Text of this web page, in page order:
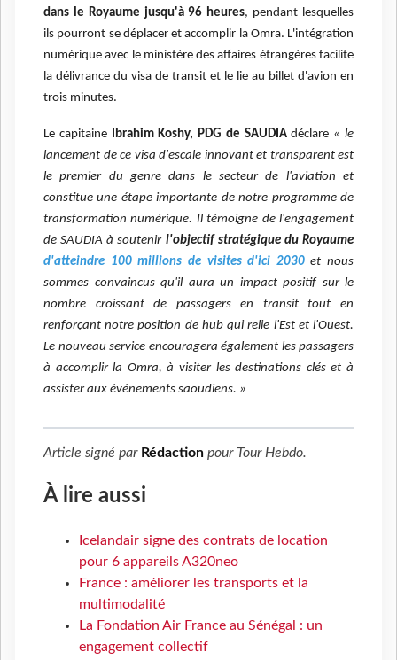
dans le Royaume jusqu'à 96 heures, pendant lesquelles
ils pourront se déplacer et accomplir la Omra. L'intégration
numérique avec le ministère des affaires étrangères facilite
la délivrance du visa de transit et le lie au billet d'avion en
trois minutes.
Le capitaine Ibrahim Koshy, PDG de SAUDIAdéclare « le
lancement de ce visa d'escale innovant et transparent est
le premier du genre dans le secteur de l'aviation et
constitue une étape importante de notre programme de
transformation numérique. Il témoigne de l'engagement
de SAUDIA à soutenir l'objectif stratégique du Royaume
d'atteindre 100 millions de visites d'ici 2030 et nous
sommes convaincus qu'il aura un impact positif sur le
nombre croissant de passagers en transit tout en
renforçant notre position de hub qui relie l'Est et l'Ouest.
Le nouveau service encouragera également les passagers
à accomplir la Omra, à visiter les destinations clés et à
assister aux événements saoudiens. »
Article signé par Rédaction pour Tour Hebdo.
À lire aussi
Icelandair signe des contrats de location
pour 6 appareils A320neo
France : améliorer les transports et la
multimodalité
La Fondation Air France au Sénégal : un
engagement collectif